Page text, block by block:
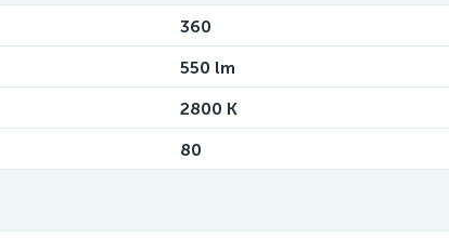
360
550 lm
2800 K
80